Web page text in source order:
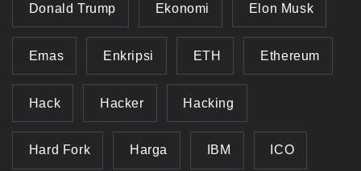
Donald Trump Ekonomi Elon Musk
Emas Enkripsi ETH Ethereum
Hack Hacker Hacking
Hard Fork Harga IBM ICO